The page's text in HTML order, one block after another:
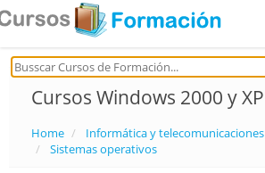
Cursos Windows 2000 y XP
Home
Informática y telecomunicaciones
Sistemas operativos